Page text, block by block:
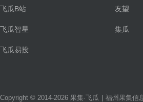
飞瓜B站
飞瓜智星
飞瓜易投
友望
集瓜
Copyright © 2014-2026 果集·飞瓜 福州果集信